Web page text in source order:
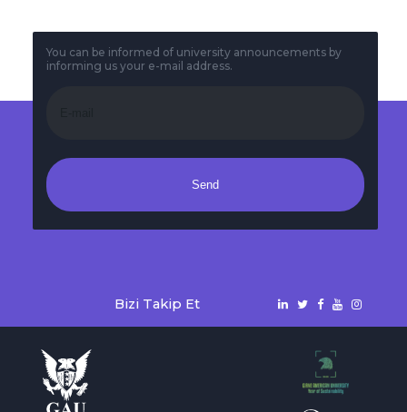
You can be informed of university announcements by
informing us your e-mail address.
Send
Bizi Takip Et